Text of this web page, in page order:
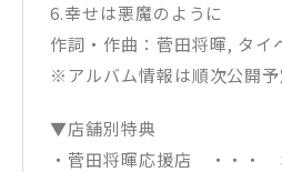
6.幸せは悪魔のように
作詞・作曲：菅田将暉, タイ
※アルバム情報は順次公開予
▼店舗別特典
・菅田将暉応援店 ・・・